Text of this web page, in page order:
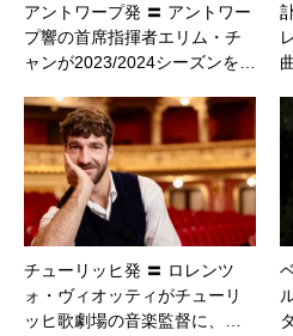
アントワープ発 〓 アントワー
プ響の首席指揮者エリム・チ
ャンが2023/2024シーズンを…
チューリッヒ発 〓 ロレンツ
ォ・ヴィオッティがチューリ
ッヒ歌劇場の音楽監督に、…